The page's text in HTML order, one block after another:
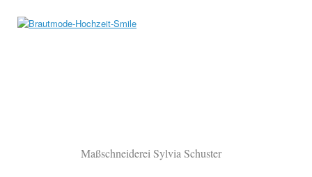
Maßschneiderei Sylvia Schuster